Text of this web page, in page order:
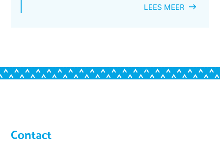
LEES MEER
Contact